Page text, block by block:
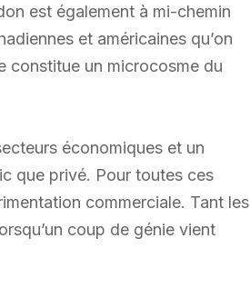
est également à mi-chemin
et américaines qu’on
constitue un microcosme du
économiques et un
que privé. Pour toutes ces
commerciale. Tant les
coup de génie vient